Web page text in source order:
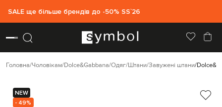
SALE ще більше брендів до -50% SS`26
Головна Чоловікам Dolce&Gabbana Одяг Штани Завужені штани
NEW
- 49%